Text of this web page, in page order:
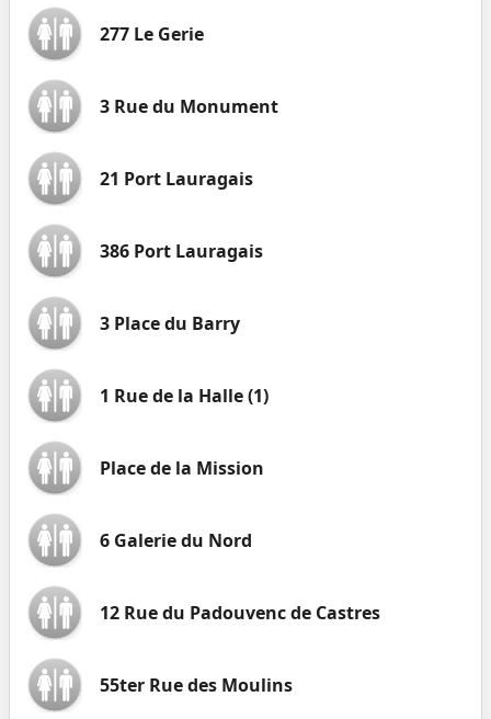
277 Le Gerie
3 Rue du Monument
21 Port Lauragais
386 Port Lauragais
3 Place du Barry
1 Rue de la Halle (1)
Place de la Mission
6 Galerie du Nord
12 Rue du Padouvenc de Castres
55ter Rue des Moulins